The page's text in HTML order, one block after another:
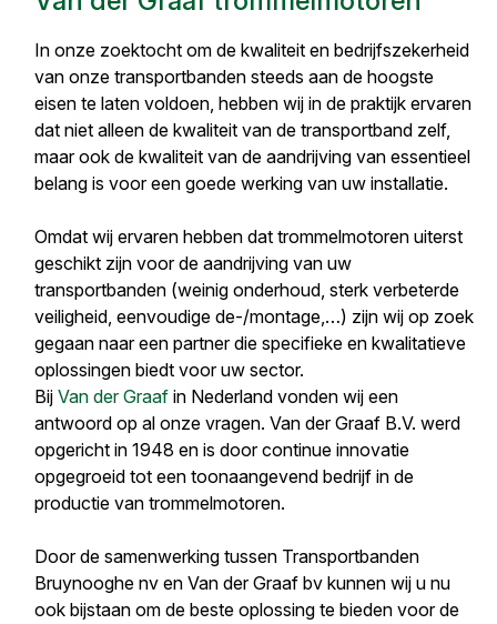
In onze zoektocht om de kwaliteit en bedrijfszekerheid
van onze transportbanden steeds aan de hoogste
eisen te laten voldoen, hebben wij in de praktijk ervaren
dat niet alleen de kwaliteit van de transportband zelf,
maar ook de kwaliteit van de aandrijving van essentieel
belang is voor een goede werking van uw installatie.
Omdat wij ervaren hebben dat trommelmotoren uiterst
geschikt zijn voor de aandrijving van uw
transportbanden (weinig onderhoud, sterk verbeterde
veiligheid, eenvoudige de-/montage,…) zijn wij op zoek
gegaan naar een partner die specifieke en kwalitatieve
oplossingen biedt voor uw sector.
Bij Van der Graaf in Nederland vonden wij een
antwoord op al onze vragen. Van der Graaf B.V. werd
opgericht in 1948 en is door continue innovatie
opgegroeid tot een toonaangevend bedrijf in de
productie van trommelmotoren.
Door de samenwerking tussen Transportbanden
Bruynooghe nv en Van der Graaf bv kunnen wij u nu
ook bijstaan om de beste oplossing te bieden voor de